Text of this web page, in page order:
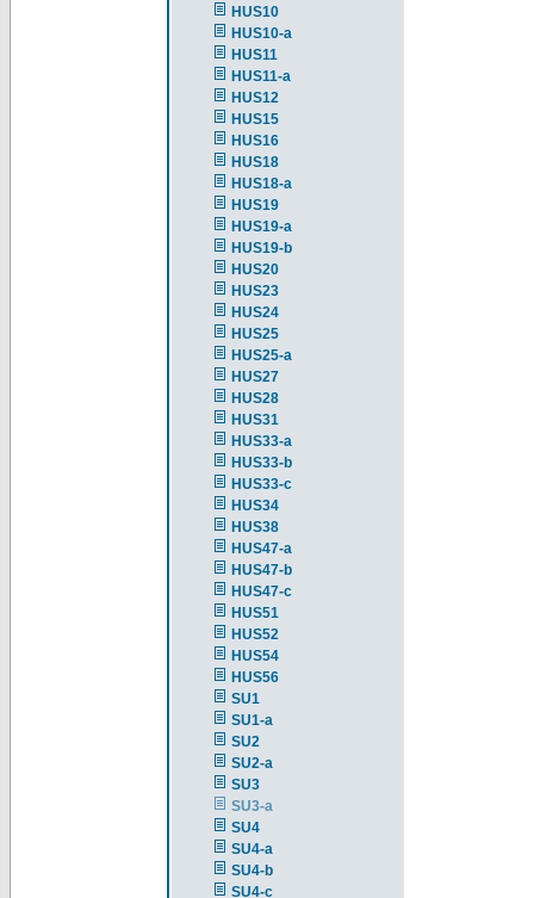
HUS10
HUS10-a
HUS11
HUS11-a
HUS12
HUS15
HUS16
HUS18
HUS18-a
HUS19
HUS19-a
HUS19-b
HUS20
HUS23
HUS24
HUS25
HUS25-a
HUS27
HUS28
HUS31
HUS33-a
HUS33-b
HUS33-c
HUS34
HUS38
HUS47-a
HUS47-b
HUS47-c
HUS51
HUS52
HUS54
HUS56
SU1
SU1-a
SU2
SU2-a
SU3
SU3-a
SU4
SU4-a
SU4-b
SU4-c